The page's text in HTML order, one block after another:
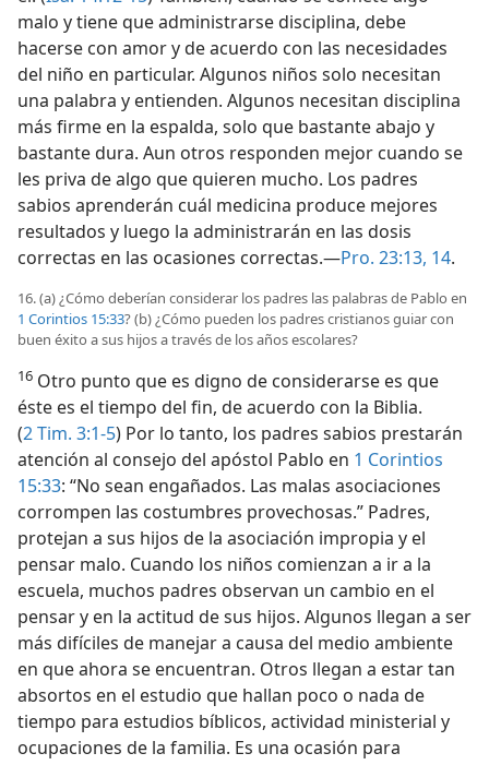
malo y tiene que administrarse disciplina, debe
hacerse con amor y de acuerdo con las necesidades
del niño en particular. Algunos niños solo necesitan
una palabra y entienden. Algunos necesitan disciplina
más firme en la espalda, solo que bastante abajo y
bastante dura. Aun otros responden mejor cuando se
les priva de algo que quieren mucho. Los padres
sabios aprenderán cuál medicina produce mejores
resultados y luego la administrarán en las dosis
correctas en las ocasiones correctas.—Pro. 23:13, 14.
16. (a) ¿Cómo deberían considerar los padres las palabras de Pablo en
1 Corintios 15:33? (b) ¿Cómo pueden los padres cristianos guiar con
buen éxito a sus hijos a través de los años escolares?
16 Otro punto que es digno de considerarse es que
éste es el tiempo del fin, de acuerdo con la Biblia.
(2 Tim. 3:1-5) Por lo tanto, los padres sabios prestarán
atención al consejo del apóstol Pablo en 1 Corintios
15:33: “No sean engañados. Las malas asociaciones
corrompen las costumbres provechosas.” Padres,
protejan a sus hijos de la asociación impropia y el
pensar malo. Cuando los niños comienzan a ir a la
escuela, muchos padres observan un cambio en el
pensar y en la actitud de sus hijos. Algunos llegan a ser
más difíciles de manejar a causa del medio ambiente
en que ahora se encuentran. Otros llegan a estar tan
absortos en el estudio que hallan poco o nada de
tiempo para estudios bíblicos, actividad ministerial y
ocupaciones de la familia. Es una ocasión para